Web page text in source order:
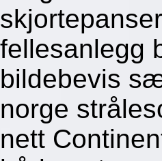
fellesanlegg
bildebevis
norge
nett